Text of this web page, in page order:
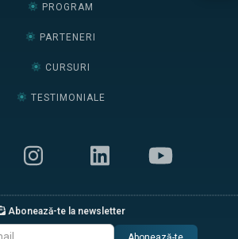
PROGRAM
PARTENERI
CURSURI
TESTIMONIALE
Abonează-te la newsletter